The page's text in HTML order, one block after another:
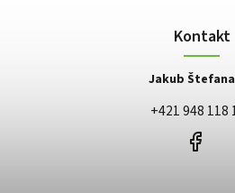
Kontakt
Jakub
+421 948 118